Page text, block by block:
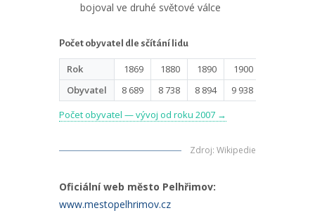
bojoval ve druhé světové válce
Počet obyvatel dle sčítání lidu
Rok 1869 1880 1890 1900
Obyvatel
8 689 8 738 8 894 9 938
Počet obyvatel — vývoj od roku 2007 →
Zdroj: Wikipedie
Oficiální web město Pelhřimov:
www.mestopelhrimov.cz